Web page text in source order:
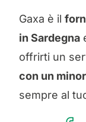
Gaxa è il
in Sardegna
offrirti un
con un
sempre al